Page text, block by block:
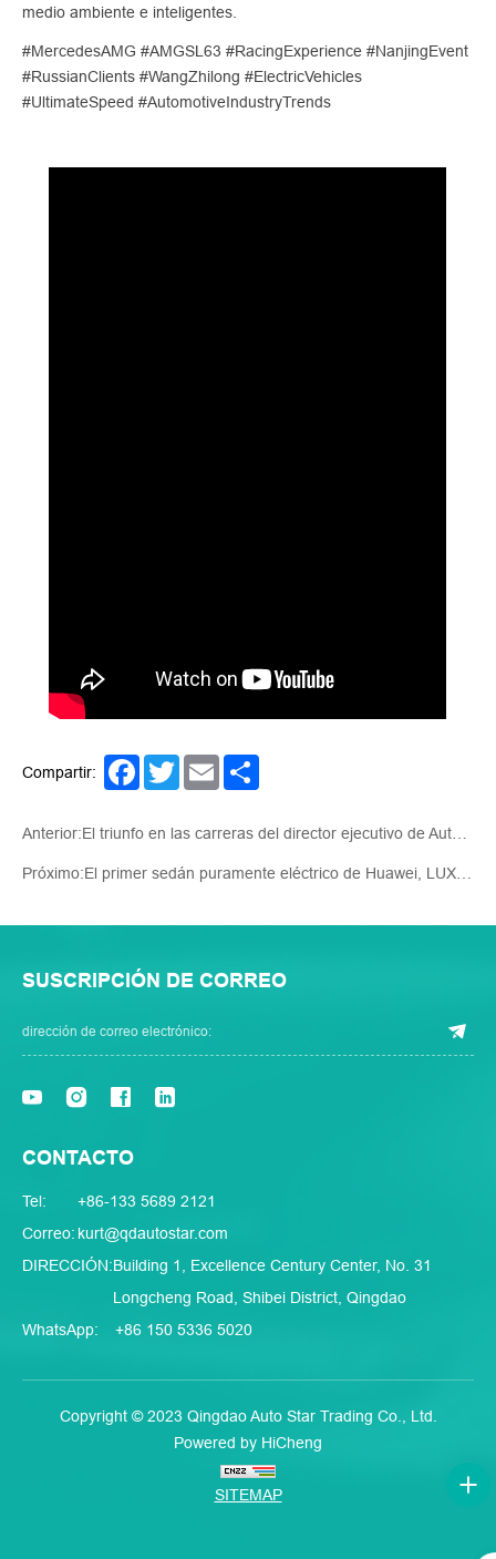
medio ambiente e inteligentes.
#MercedesAMG #AMGSL63 #RacingExperience #NanjingEvent
#RussianClients #WangZhilong #ElectricVehicles
#UltimateSpeed #AutomotiveIndustryTrends
Compartir: Facebook
TwitterEmail
Anterior:El triunfo en las carreras del director ejecutivo de Auto Star, Kurt Wang: impulsando el avance de la marca Qingdao Auto Star
Próximo:El primer sedán puramente eléctrico de Huawei, LUXEED S7, llega oficialmente al mercado
SUSCRIPCIÓN DE CORREO
CONTACTO
Tel:
+86-133 5689 2121
Correo: kurt@qdautostar.com
DIRECCIÓN:Building 1, Excellence Century Center, No. 31
Longcheng Road, Shibei District, Qingdao
WhatsApp:
+86 150 5336 5020
Copyright © 2023 Qingdao Auto Star Trading Co., Ltd.
Powered by HiCheng
SITEMAP